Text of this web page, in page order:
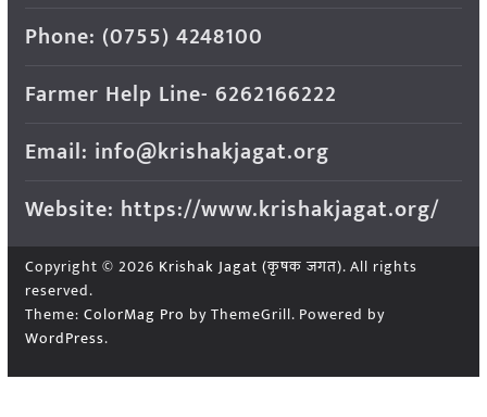
Phone: (0755) 4248100
Farmer Help Line- 6262166222
Email: info@krishakjagat.org
Website: https://www.krishakjagat.org/
Copyright © 2026 Krishak Jagat (कृषक जगत). All rights
reserved.
Theme: ColorMag Pro by ThemeGrill. Powered by
WordPress.